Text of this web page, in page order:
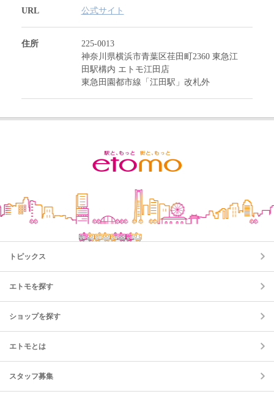
URL 公式サイト
住所
225-0013
神奈川県横浜市青葉区荏田町2360 東急江
田駅構内 エトモ江田店
東急田園都市線「江田駅」改札外
トピックス
エトモを探す
ショップを探す
エトモとは
スタッフ募集